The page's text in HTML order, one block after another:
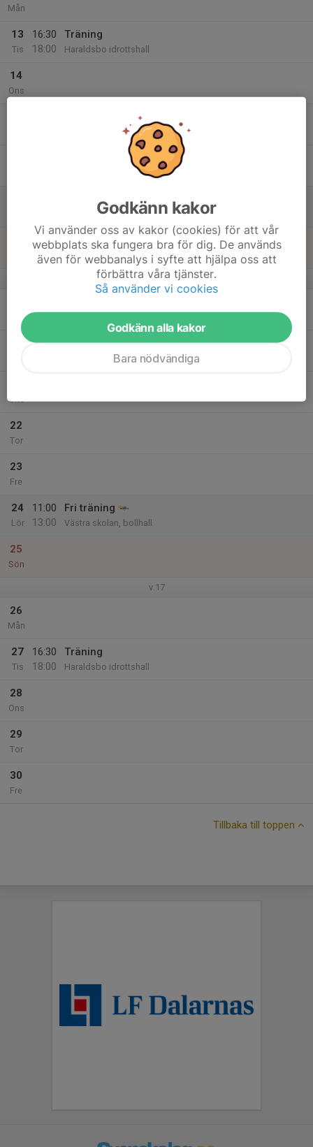
Mån
13
Tis
16:30
18:00
Träning
Haraldsbo idrottshall
14
Ons
Fri träning
Västra skolan, bollhall
v.16
Mån
16:30
Träning
Haraldsbo idrottshall
Ons
22
Tor
23
Fre
24
Lör
11:00
13:00
Fri träning
Västra skolan, bollhall
25
Sön
v.17
26
Mån
27
Tis
16:30
18:00
Träning
Haraldsbo idrottshall
28
Ons
29
Tor
30
Fre
Tillbaka till toppen
Godkänn kakor
Vi använder oss av kakor (cookies) för att vår
webbplats ska fungera bra för dig. De används
även för webbanalys i syfte att hjälpa oss att
förbättra våra tjänster.
Så använder vi cookies
Godkänn alla kakor
Bara nödvändiga